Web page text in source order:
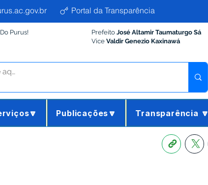
Portal da Transparência
Purus! Prefeito José Altamir Taumaturgo Sá
Vice Valdir Genezio Kaxinawá
Publicações🔽 Transparência 🔽